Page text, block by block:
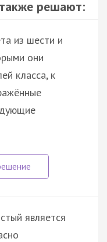
решают:
из шести и
они
класса, к
является